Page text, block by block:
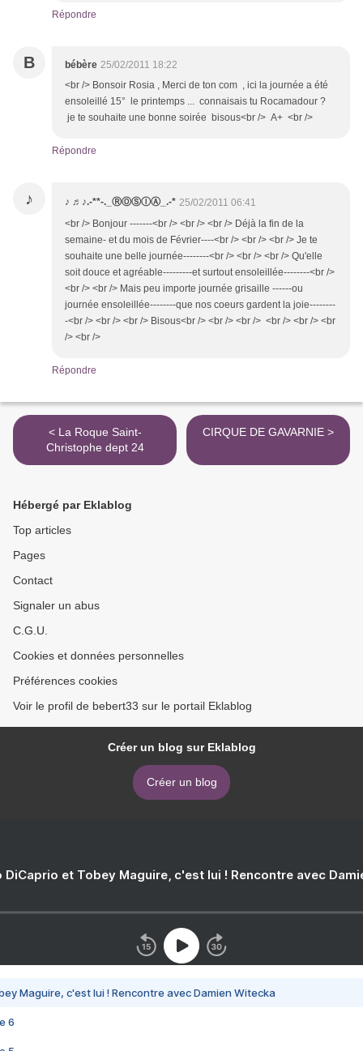
Répondre
B bébère 25/02/2011 18:22
<br /> Bonsoir Rosia , Merci de ton com , ici la journée a été
ensoleillé 15° le printemps ... connaisais tu Rocamadour ?
je te souhaite une bonne soirée bisous<br /> A+ <br />
Répondre
♪ ♪ ♬♪.-**-._ⓇⓄⓈⒾⒶ_.-* 25/02/2011 06:41
<br /> Bonjour -------<br /> <br /> <br /> Déjà la fin de la
semaine- et du mois de Février----<br /> <br /> <br /> Je te
souhaite une belle journée--------<br /> <br /> <br /> Qu'elle
soit douce et agréable---------et surtout ensoleillée--------<br />
<br /> <br /> Mais peu importe journée grisaille ------ou
journée ensoleillée--------que nos coeurs gardent la joie--------
-<br /> <br /> <br /> Bisous<br /> <br /> <br /> <br /> <br /> <br
/> <br />
Répondre
< La Roque Saint-
Christophe dept 24
CIRQUE DE GAVARNIE >
Hébergé par Eklablog
Top articles
Pages
Contact
Signaler un abus
C.G.U.
Cookies et données personnelles
Préférences cookies
Voir le profil de bebert33 sur le portail Eklablog
Créer un blog sur Eklablog
Créer un blog
DiCaprio et Tobey Maguire, c'est lui ! Rencontre avec
Maguire, c'est lui ! Rencontre avec Damien Witecka
6